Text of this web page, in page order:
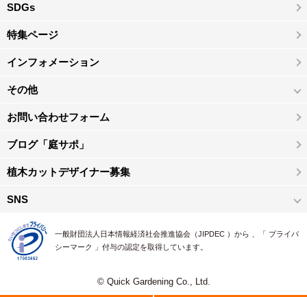
SDGs
特集ページ
インフォメーション
その他
お問い合わせフォーム
ブログ「庭サポ」
植木カットデザイナー募集
SNS
一般財団法人日本情報経済社会推進協会（JIPDEC ）から 、「 プライバ
シーマーク 」付与の認定を取得しています。
© Quick Gardening Co., Ltd.